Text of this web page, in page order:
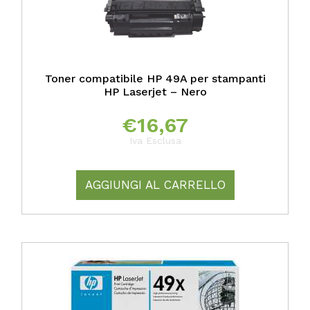
Toner compatibile HP 49A per stampanti
HP Laserjet – Nero
€16,67
Iva Esclusa
AGGIUNGI AL CARRELLO